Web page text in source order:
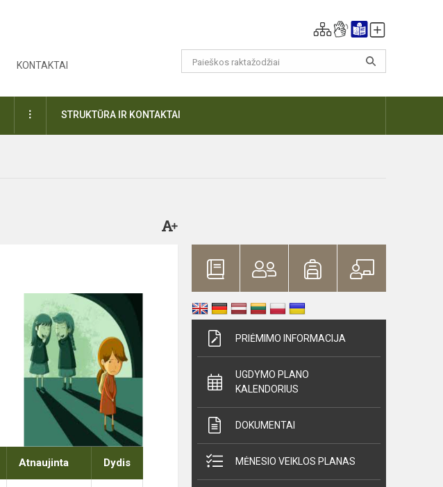
KONTAKTAI
DAUGIAUSTRUKTŪRA IR KONTAKTAI
Atnaujinta Dydis
PRIĖMIMO INFORMACIJA
UGDYMO PLANO
KALENDORIUS
DOKUMENTAI
MĖNESIO VEIKLOS PLANAS